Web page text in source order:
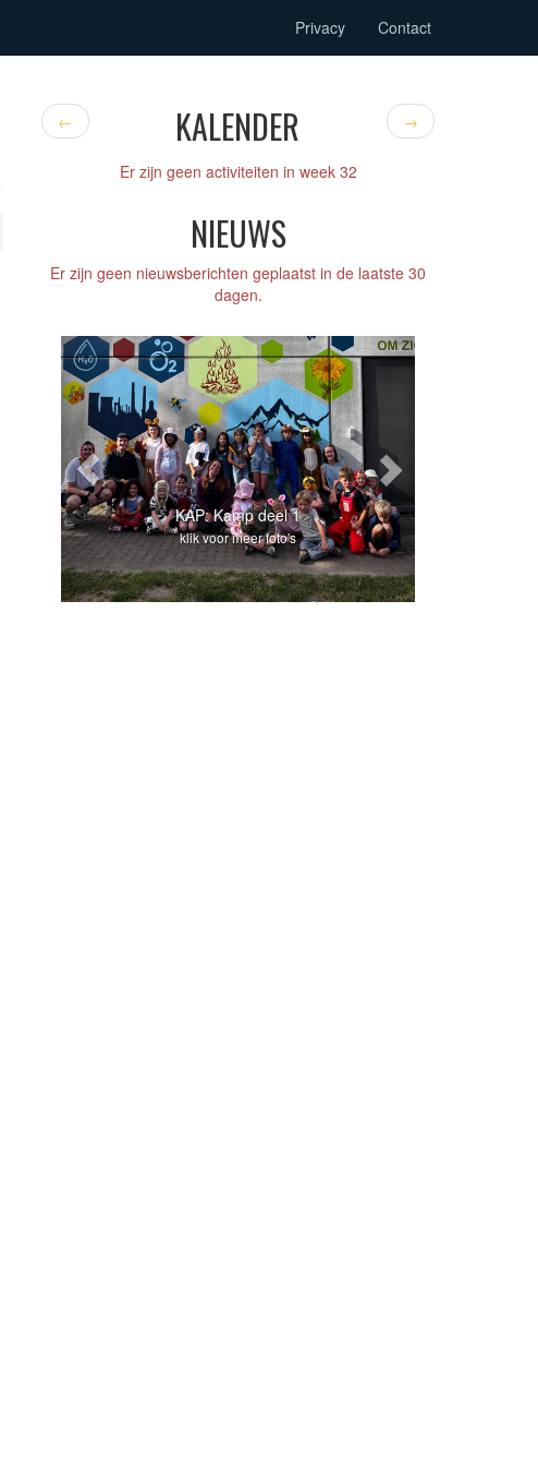
Privacy Contact
← KALENDER →
Er zijn geen activiteiten in week 32
NIEUWS
Er zijn geen nieuwsberichten geplaatst in de laatste 30
dagen.
KAP: Kamp deel 1
klik voor meer foto's